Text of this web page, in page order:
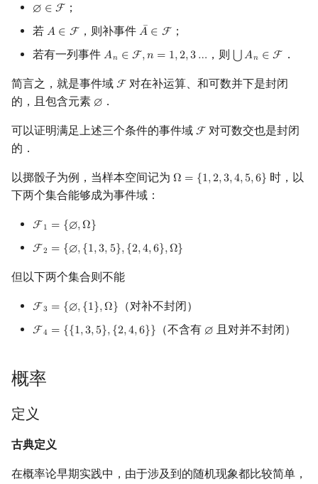
洲阁筛
类欧几里德算法
Meissel–Lehmer 算法
Stern–Brocot 树与 Farey 序列
二次域
Pell 方程
LGV 引理
最大团搜索算法
支配树
∅ ∈ F
∅ ∈ F
；
若 𝐴 ∈ F
A∈F ，则补事件 ¯
𝐴 ∈ F
A¯ ∈ F
；
若有一列事件 𝐴𝑛 ∈ F,𝑛 = 1,2,3…
An∈F ,n =1, 2,3 … ，则⋃𝐴𝑛 ∈ F
⋃An∈F ．
简言之，就是事件域 F
F 对在补运算、和可数并下是封闭
的，且包含元素 ∅
∅ ．
可以证明满足上述三个条件的事件域 F
F 对可数交也是封闭
的．
以掷骰子为例，当样本空间记为 Ω = {1,2,3,4,5,6}
Ω ={1 ,2,3,4,5,6}
时，以
下两个集合能够成为事件域：
F 1 = {∅,Ω}
F1 = {∅ ,Ω}
F 2 = {∅,{1,3,5},{2,4,6},Ω}
F2= {∅ ,{1,3 ,5},{2 4,6 },Ω}
但以下两个集合则不能
F 3 = {∅,{1},Ω}
F3= {∅ ,{1}, Ω} （对补不封闭）
F 4 = {{1,3,5},{2,4,6}}
F4= {{1 ,3,5},{2,4,6 }} （不含有 ∅
∅ 且对并不封闭）
概率
定义
古典定义
在概率论早期实践中，由于涉及到的随机现象都比较简单，